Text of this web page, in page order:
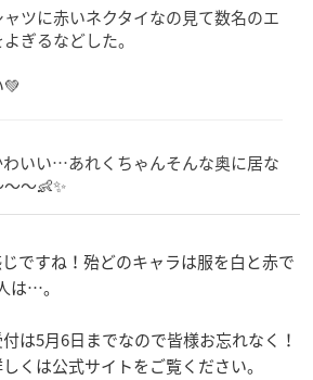
ツに赤いネクタイなの見て数名のエ
ぎるなどした。
いい…あれくちゃんそんな奥に居な
〜👶✨
ですね！殆どのキャラは服を白と赤で
は…。
は5月6日までなので皆様お忘れなく！
くは公式サイトをご覧ください。